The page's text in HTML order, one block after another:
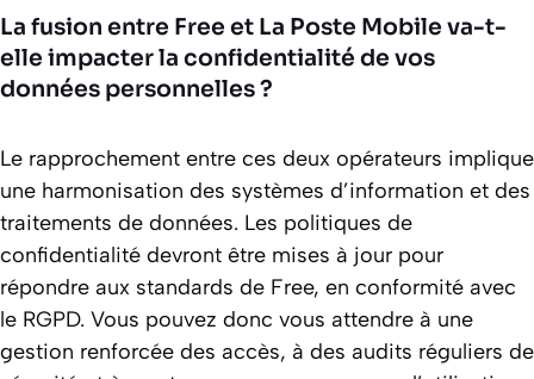
La fusion entre Free et La Poste Mobile va-t-
elle impacter la confidentialité de vos
données personnelles ?
Le rapprochement entre ces deux opérateurs implique
une harmonisation des systèmes d’information et des
traitements de données. Les politiques de
confidentialité devront être mises à jour pour
répondre aux standards de Free, en conformité avec
le RGPD. Vous pouvez donc vous attendre à une
gestion renforcée des accès, à des audits réguliers de